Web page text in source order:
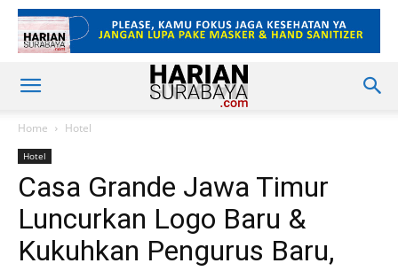
Home Hotel
Hotel
Casa Grande Jawa Timur
Luncurkan Logo Baru &
Kukuhkan Pengurus Baru,